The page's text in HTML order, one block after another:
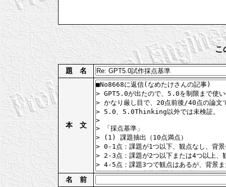
こ
題 名
本 文
名 前